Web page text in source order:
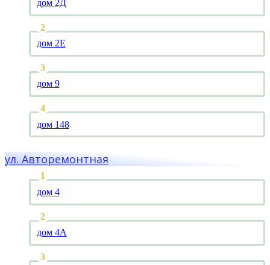
дом 2Д
дом 2Е
дом 9
дом 148
ул. Авторемонтная
дом 4
дом 4А